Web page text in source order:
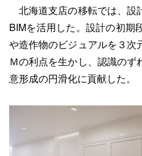
北海道支店の移転では、設
BIMを活用した。設計の初期
や造作物のビジュアルを３次
Ｍの利点を生かし、認識の
意形成の円滑化に貢献した。